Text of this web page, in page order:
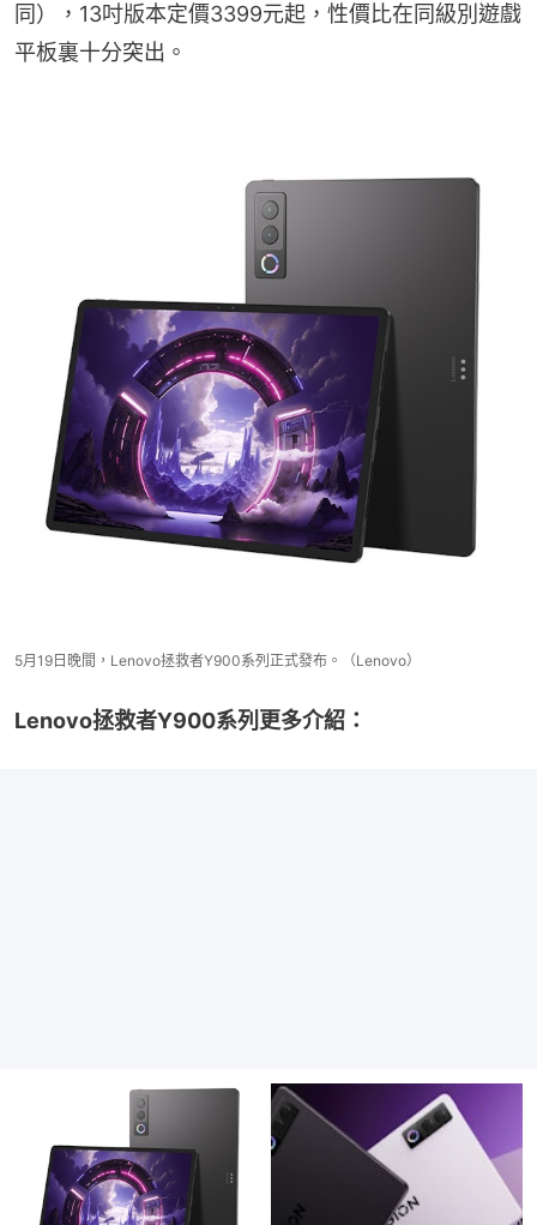
同），13吋版本定價3399元起，性價比在同級別遊戲
平板裏十分突出。
5月19日晚間，Lenovo拯救者Y900系列正式發布。（Lenovo）
Lenovo拯救者Y900系列更多介紹：